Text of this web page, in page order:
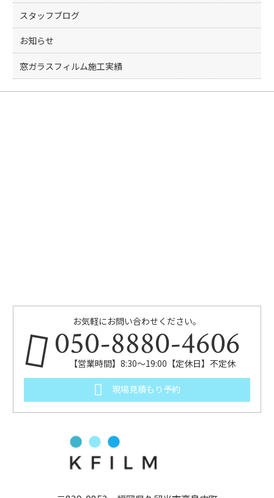
スタッフブログ
お知らせ
窓ガラスフィルム施工実績
お気軽にお問い合わせください。
050-8880-4606
【営業時間】8:30～19:00【定休日】不定休
現場見積もり予約